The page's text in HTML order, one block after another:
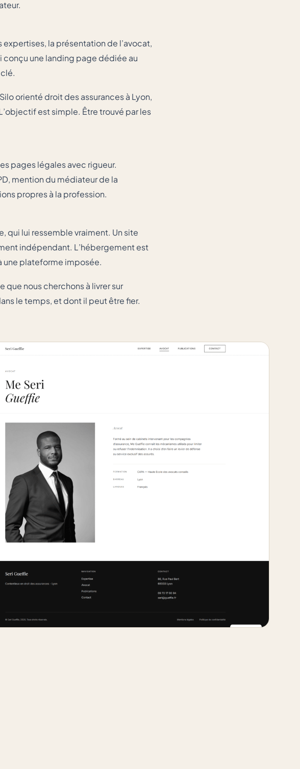
la présentation de l’avocat,
conçu une landing page dédiée au
orienté droit des assurances à Lyon,
est simple. Être trouvé par les
pages légales avec rigueur.
mention du médiateur de la
propres à la profession.
qui lui ressemble vraiment. Un site
indépendant. L’hébergement est
une plateforme imposée.
que nous cherchons à livrer sur
le temps, et dont il peut être fier.